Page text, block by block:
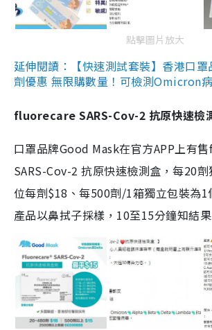
點擊圖片放大
延伸閱讀：【快速測試套裝】香港口
劑優惠 無限購數量！可檢測Omicron
fluorecare SARS-Cov-2 抗原快速檢
口罩品牌Good Mask在官方APP上有
SARS-Cov-2 抗原快速檢測盒，每20
位每劑$18、每500劑/1箱獨立包裝為1
產品以鼻拭子採樣，10至15分鐘知結果